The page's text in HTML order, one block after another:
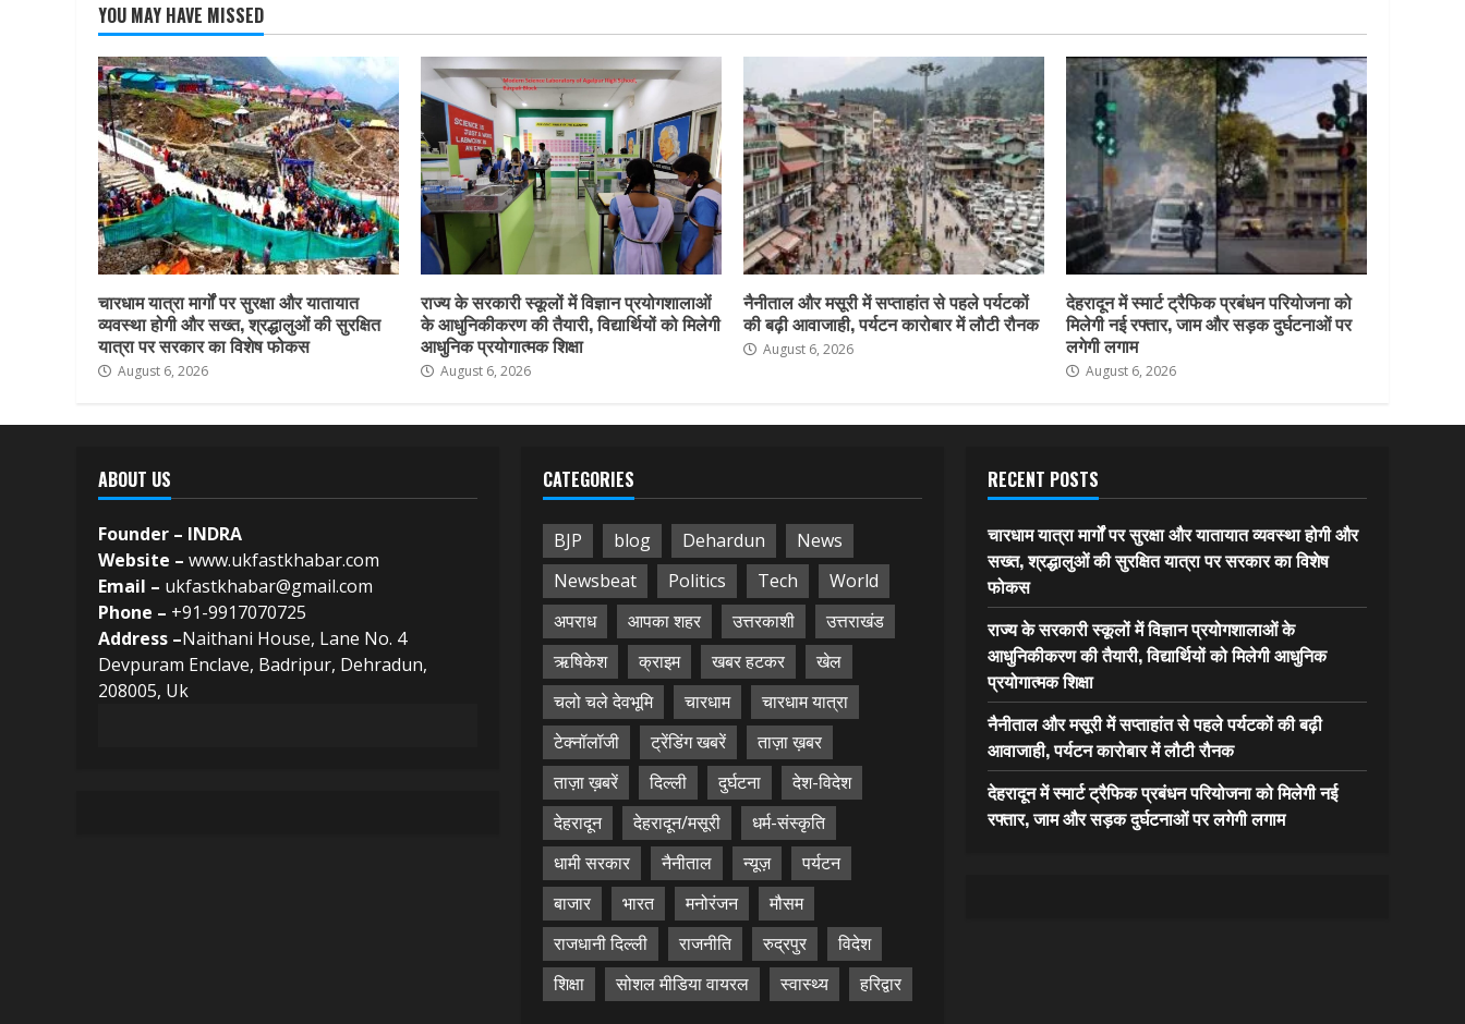
YOU MAY HAVE MISSED
चारधाम यात्रा मार्गों पर सुरक्षा और यातायात
व्यवस्था होगी और सख्त, श्रद्धालुओं की सुरक्षित
यात्रा पर सरकार का विशेष फोकस
August 6, 2026
राज्य के सरकारी स्कूलों में विज्ञान प्रयोगशालाओं
के आधुनिकीकरण की तैयारी, विद्यार्थियों को मिलेगी
आधुनिक प्रयोगात्मक शिक्षा
August 6, 2026
नैनीताल और मसूरी में सप्ताहांत से पहले पर्यटकों
की बढ़ी आवाजाही, पर्यटन कारोबार में लौटी रौनक
August 6, 2026
देहरादून में स्मार्ट ट्रैफिक प्रबंधन परियोजना को
मिलेगी नई रफ्तार, जाम और सड़क दुर्घटनाओं पर
लगेगी लगाम
August 6, 2026
ABOUT US
Founder – INDRA
Website – www.ukfastkhabar.com
Email – ukfastkhabar@gmail.com
Phone – +91-9917070725
Address –Naithani House, Lane No. 4
Devpuram Enclave, Badripur, Dehradun,
208005, Uk
CATEGORIES
BJP blog Dehardun
News
Newsbeat
Politics Tech
World
अपराध
आपका शहर उत्तरकाशी
उत्तराखंड
ऋषिकेश
क्राइम खबर हटकर
खेल
चलो चले देवभूमि
चारधाम
चारधाम यात्रा
टेक्नॉलॉजी
ट्रेंडिंग खबरें
ताज़ा ख़बर
ताज़ा ख़बरें
दिल्ली दुर्घटना
देश-विदेश
देहरादून
देहरादून/मसूरी
धर्म-संस्कृति
धामी सरकार
नैनीताल न्यूज़
पर्यटन
बाजार
भारत मनोरंजन
मौसम
राजधानी दिल्ली
राजनीति रुद्रपुर
विदेश
शिक्षा
सोशल मीडिया वायरल स्वास्थ्य हरिद्वार
RECENT POSTS
चारधाम यात्रा मार्गों पर सुरक्षा और यातायात व्यवस्था होगी और
सख्त, श्रद्धालुओं की सुरक्षित यात्रा पर सरकार का विशेष
फोकस
राज्य के सरकारी स्कूलों में विज्ञान प्रयोगशालाओं के
आधुनिकीकरण की तैयारी, विद्यार्थियों को मिलेगी आधुनिक
प्रयोगात्मक शिक्षा
नैनीताल और मसूरी में सप्ताहांत से पहले पर्यटकों की बढ़ी
आवाजाही, पर्यटन कारोबार में लौटी रौनक
देहरादून में स्मार्ट ट्रैफिक प्रबंधन परियोजना को मिलेगी नई
रफ्तार, जाम और सड़क दुर्घटनाओं पर लगेगी लगाम